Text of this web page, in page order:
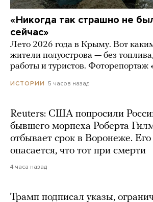
«Никогда так страшно не
сейчас»
Лето 2026 года в Крыму. Вот
жители полуострова — без
работы и туристов. Фоторепортаж
ИСТОРИИ 5 часов назад
Reuters: США попросили
бывшего морпеха Роберта
отбывает срок в Воронеже.
опасается, что тот при смерти
4 часа назад
Трамп подписал указы,